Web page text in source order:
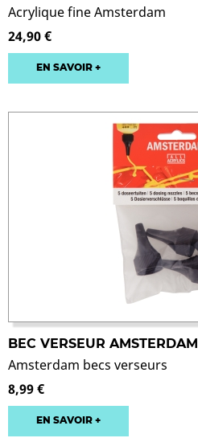
Acrylique fine Amsterdam
24,90 €
EN SAVOIR +
BEC VERSEUR AMSTERDAM
Amsterdam becs verseurs
8,99 €
EN SAVOIR +